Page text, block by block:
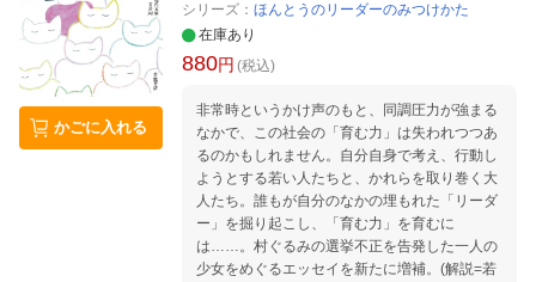
かごに入れる
シリーズ： ほんとうのリーダーのみつけかた
在庫あり
880円 (税込)
非常時というかけ声のもと、同調圧力が強まる
なかで、この社会の「育む力」は失われつつあ
るのかもしれません。自分自身で考え、行動し
ようとする若い人たちと、かれらを取り巻く大
人たち。誰もが自分のなかの埋もれた「リーダ
ー」を掘り起こし、「育む力」を育むに
は……。村ぐるみの選挙不正を告発した一人の
少女をめぐるエッセイを新たに増補。(解説=若